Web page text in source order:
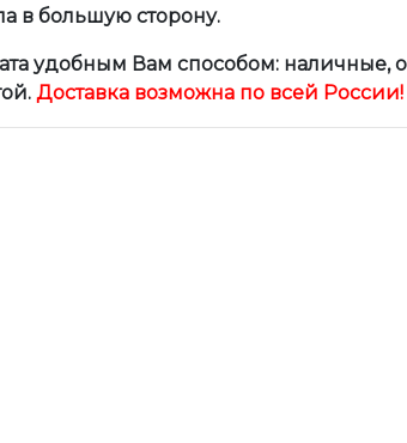
в большую сторону.
удобным Вам способом: наличные,
Доставка возможна по всей России!